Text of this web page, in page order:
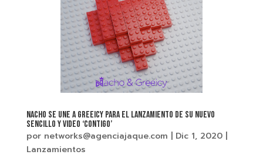
NACHO SE UNE A GREEICY PARA EL LANZAMIENTO DE SU NUEVO
SENCILLO Y VIDEO ‘CONTIGO’
por networks@agenciajaque.com Dic 1, 2020|
Lanzamientos